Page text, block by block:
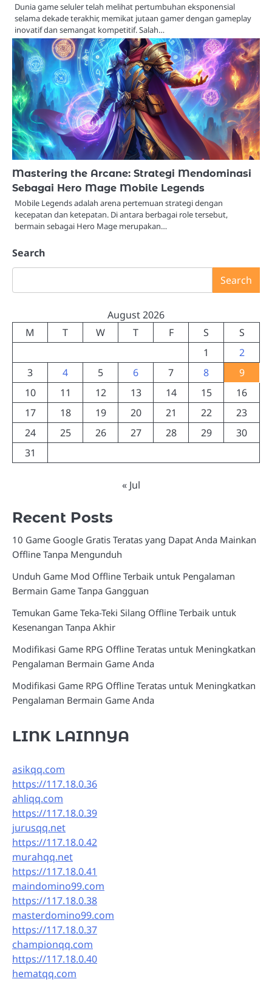
Dunia game seluler telah melihat pertumbuhan eksponensial
selama dekade terakhir, memikat jutaan gamer dengan gameplay
inovatif dan semangat kompetitif. Salah…
Mastering the Arcane: Strategi Mendominasi
Sebagai Hero Mage Mobile Legends
Mobile Legends adalah arena pertemuan strategi dengan
kecepatan dan ketepatan. Di antara berbagai role tersebut,
bermain sebagai Hero Mage merupakan…
Search
Search
August 2026
M
T W T F S
S
1
2
3
4 5 6 7 8
9
10
11 12 13 14 15
16
17
18 19 20 21 22
23
24
25 26 27 28 29
30
31
« Jul
Recent Posts
10 Game Google Gratis Teratas yang Dapat Anda Mainkan
Offline Tanpa Mengunduh
Unduh Game Mod Offline Terbaik untuk Pengalaman
Bermain Game Tanpa Gangguan
Temukan Game Teka-Teki Silang Offline Terbaik untuk
Kesenangan Tanpa Akhir
Modifikasi Game RPG Offline Teratas untuk Meningkatkan
Pengalaman Bermain Game Anda
Modifikasi Game RPG Offline Teratas untuk Meningkatkan
Pengalaman Bermain Game Anda
LINK LAINNYA
asikqq.com
https://117.18.0.36
ahliqq.com
https://117.18.0.39
jurusqq.net
https://117.18.0.42
murahqq.net
https://117.18.0.41
maindomino99.com
https://117.18.0.38
masterdomino99.com
https://117.18.0.37
championqq.com
https://117.18.0.40
hematqq.com